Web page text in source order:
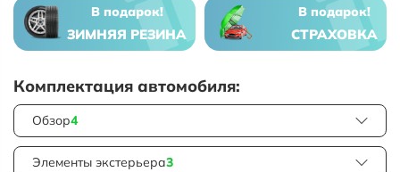
В подарок!
ЗИМНЯЯ РЕЗИНА
В подарок!
СТРАХОВКА
Комплектация автомобиля:
Обзор4
Элементы экстерьера3